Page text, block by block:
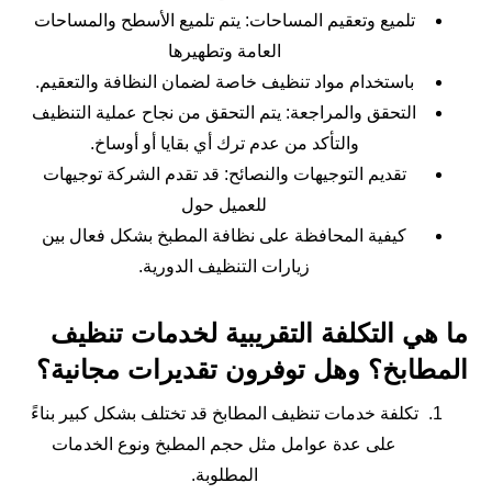
تلميع وتعقيم المساحات: يتم تلميع الأسطح والمساحات
العامة وتطهيرها
باستخدام مواد تنظيف خاصة لضمان النظافة والتعقيم.
التحقق والمراجعة: يتم التحقق من نجاح عملية التنظيف
والتأكد من عدم ترك أي بقايا أو أوساخ.
تقديم التوجيهات والنصائح: قد تقدم الشركة توجيهات
للعميل حول
كيفية المحافظة على نظافة المطبخ بشكل فعال بين
زيارات التنظيف الدورية.
ما هي التكلفة التقريبية لخدمات تنظيف
المطابخ؟ وهل توفرون تقديرات مجانية؟
تكلفة خدمات تنظيف المطابخ قد تختلف بشكل كبير بناءً
على عدة عوامل مثل حجم المطبخ ونوع الخدمات
المطلوبة.